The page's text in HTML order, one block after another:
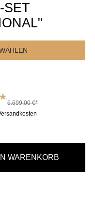
SET
6.699,00 €*
WARENKORB